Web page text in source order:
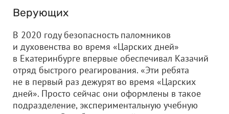
Верующих
В 2020 году безопасность паломников
и духовенства во время «Царских дней»
в Екатеринбурге впервые обеспечивал Казачий
отряд быстрого реагирования. «Эти ребята
не в первый раз дежурят во время «Царских
дней». Просто сейчас они оформлены в такое
подразделение, экспериментальную учебную